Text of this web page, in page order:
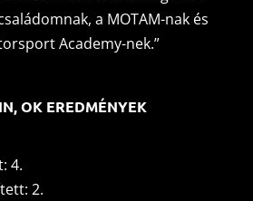
a MOTAM-nak és
Academy-nek.”
OK EREDMÉNYEK
4.
2.